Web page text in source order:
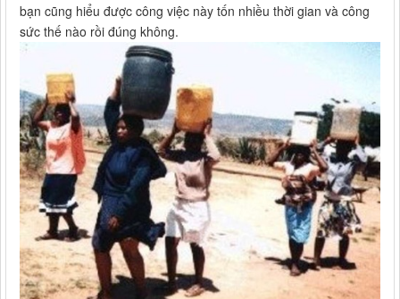
bạn cũng hiểu được công việc này tốn nhiều thời gian và công
sức thế nào rồi đúng không.